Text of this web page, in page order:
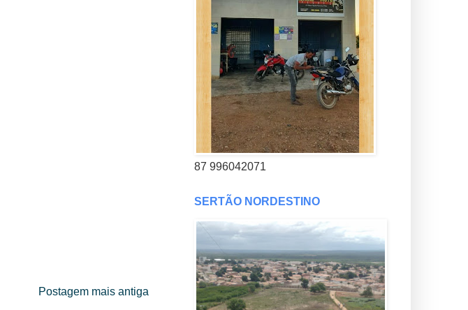
Postagem mais antiga
87 996042071
SERTÃO NORDESTINO